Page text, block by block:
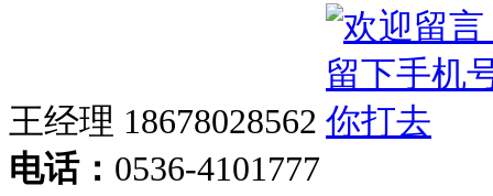
王经理 18678028562
电话： 0536-4101777